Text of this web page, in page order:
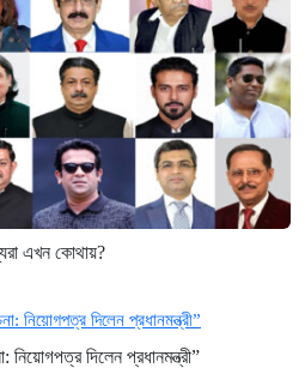
এখন কোথায়?
দিলেন প্রধানমন্ত্রী”